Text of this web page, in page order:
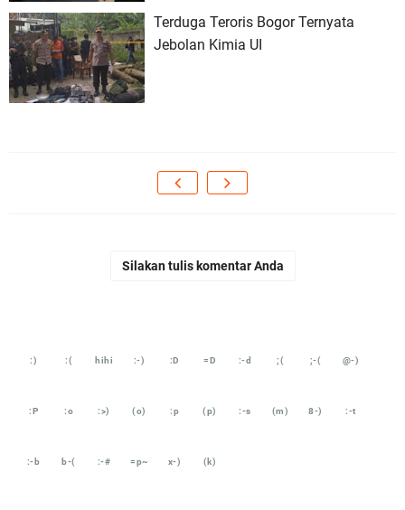
Terduga Teroris Bogor Ternyata
Jebolan Kimia UI
Silakan tulis komentar Anda
:) :( hihi :-) :D =D :-d ;( ;-( @-)
:P :o :>) (o) :p (p) :-s (m) 8-) :-t
:-b b-( :-# =p~ x-) (k)